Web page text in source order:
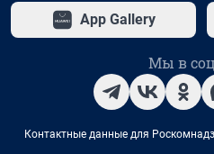
App Gallery
Мы в
Контактные данные для